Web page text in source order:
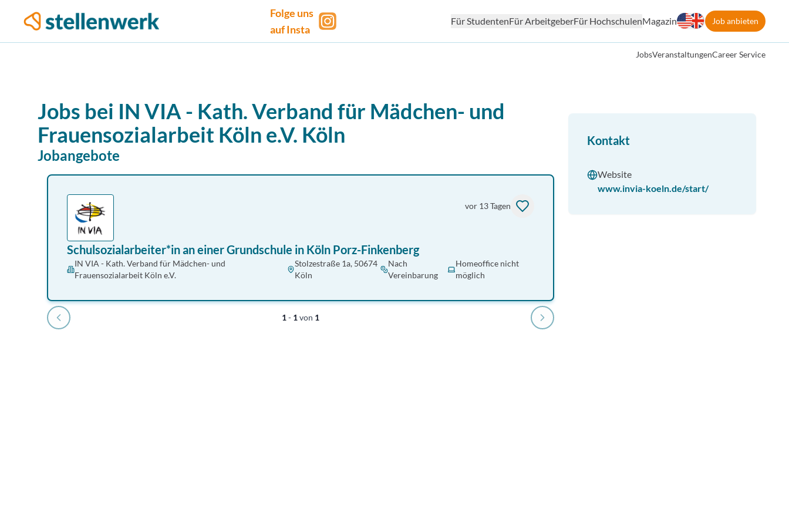
Folge uns
auf Insta
Für StudentenFür ArbeitgeberFür HochschulenMagazin Job anbieten
JobsVeranstaltungenCareer Service
Jobs bei IN VIA - Kath. Verband für Mädchen- und
Frauensozialarbeit Köln e.V. Köln
Jobangebote
vor 13 Tagen
Schulsozialarbeiter*in an einer Grundschule in Köln Porz-Finkenberg
IN VIA - Kath. Verband für Mädchen- und
Frauensozialarbeit Köln e.V.
Stolzestraße 1a, 50674
Köln
Nach
Vereinbarung
Homeoffice nicht
möglich
1- 1von 1
Kontakt
Website
www.invia-koeln.de/start/